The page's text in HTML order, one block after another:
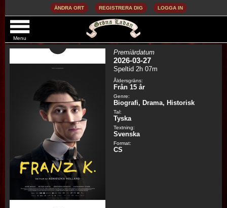
FRANZ K. (SV. TXT) (TYSKT TAL)
Premiärdatum
2026-03-27
Speltid 2h 07m
Åldersgräns:
Från 15 år
Genre:
Biografi, Drama, Historisk
Tal:
Tyska
Textning:
Svenska
Format:
CS
ÄNDRA ORT REGISTRERA DIG LOGGA IN
Menu